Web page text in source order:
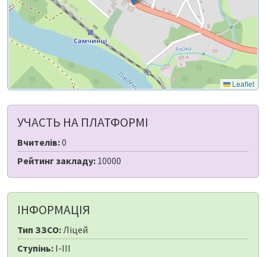
Leaflet
УЧАСТЬ НА ПЛАТФОРМІ
Вчителів:0
Рейтинг закладу: 10000
ІНФОРМАЦІЯ
Тип ЗЗСО:Ліцей
Ступінь: I-III